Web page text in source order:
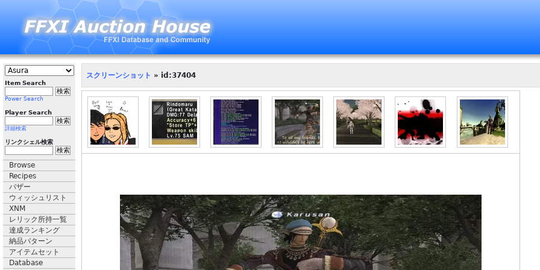
Item Search
Power Search
Player Search
詳細検索
リンクシェル検索
Browse
Recipes
バザー
ウィッシュリスト
XNM
レリック所持一覧
達成ランキング
納品パターン
アイテムセット
Database
スクリーンショット » id:37404